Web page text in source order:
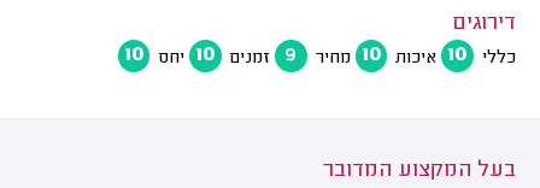
דירוגים
כללי 10 איכות 10 מחיר 9 זמנים 10 יחס 10
בעל המקצוע המדובר